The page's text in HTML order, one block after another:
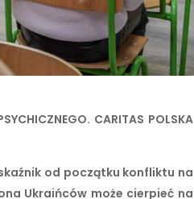
CARITAS POLSKA
od początku konfliktu na
Ukraińców może cierpieć na